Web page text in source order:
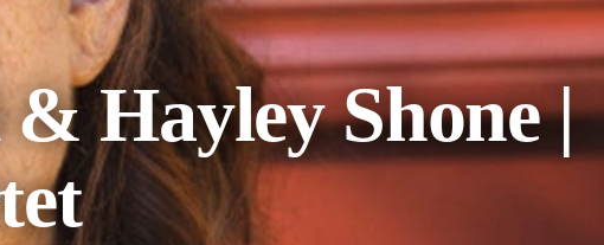
Hayley Shone |